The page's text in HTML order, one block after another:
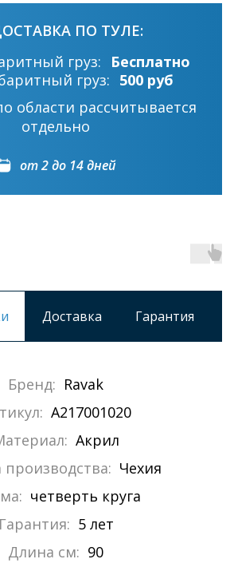
ПО ТУЛЕ:
груз:
Бесплатно
груз: 500 руб
области рассчитывается
отдельно
от 2 до 14 дней
Доставка Гарантия
Бренд: Ravak
A217001020
Акрил
производства: Чехия
четверть круга
Гарантия: 5 лет
Длина см: 90